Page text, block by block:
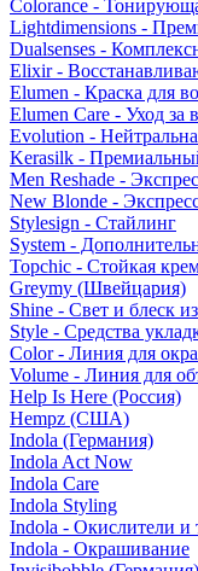
Colorance -
Lightdimensions -
Dualsenses -
Elixir -
Elumen - Краска для
Elumen Care - Уход за
Evolution -
Kerasilk -
Men Reshade -
New Blonde -
Stylesign - Стайлинг
System -
Topchic - Стойкая
Greymy (Швейцария)
Shine - Свет и блеск
Style - Средства
Color - Линия для
Volume - Линия для
Help Is Here (Россия)
Hempz (США)
Indola (Германия)
Indola Act Now
Indola Care
Indola Styling
Indola - Окислители и
Indola - Окрашивание